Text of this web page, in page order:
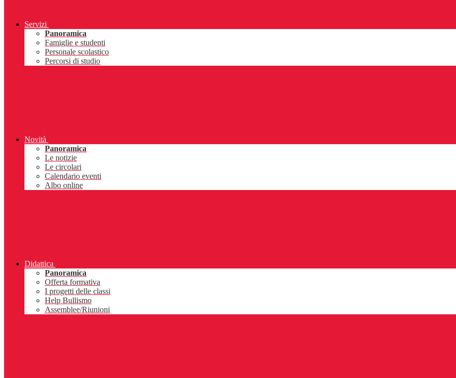
Servizi
Panoramica
Famiglie e studenti
Personale scolastico
Percorsi di studio
Novità
Panoramica
Le notizie
Le circolari
Calendario eventi
Albo online
Didattica
Panoramica
Offerta formativa
I progetti delle classi
Help Bullismo
Assemblee/Riunioni